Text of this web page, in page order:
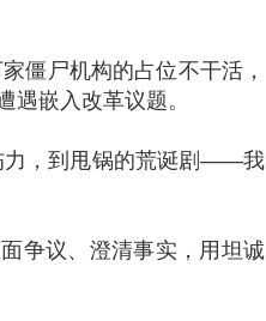
僵尸机构的占位不干活，
嵌入改革议题。
力，到甩锅的荒诞剧——我
争议、澄清事实，用坦诚